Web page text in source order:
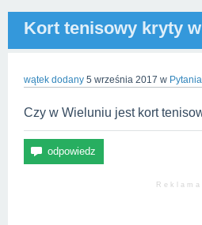
Kort tenisowy kryty
wątek dodany 5 września 2017 w Pytania
Czy w Wieluniu jest kort
R e k l a m a